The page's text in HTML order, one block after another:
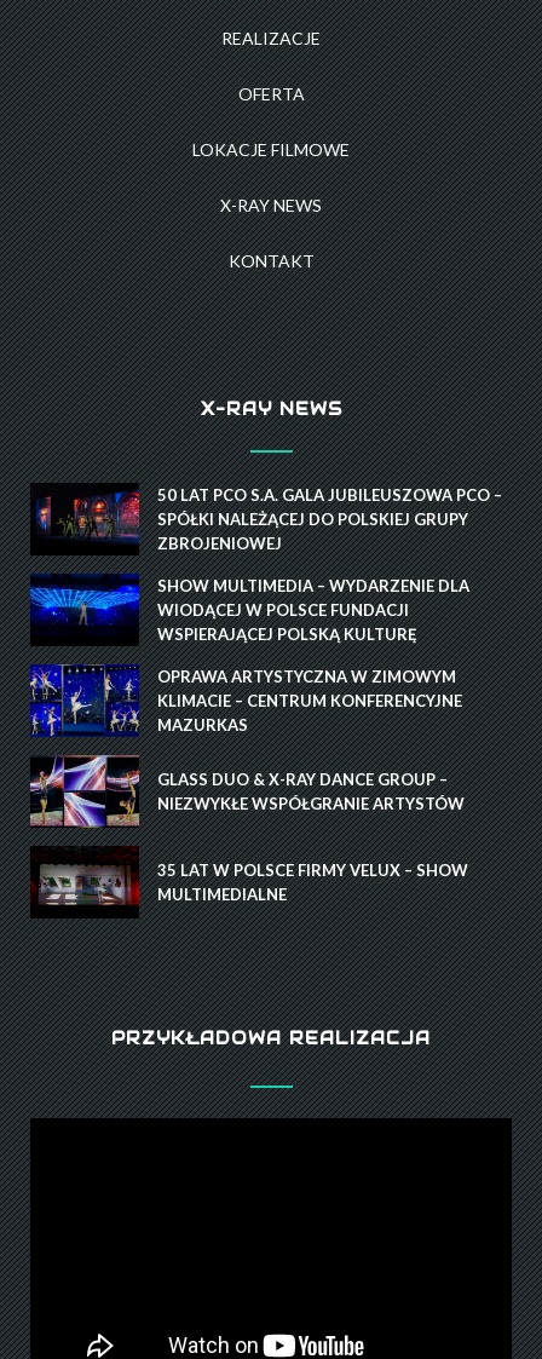
REALIZACJE
OFERTA
LOKACJE FILMOWE
X-RAY NEWS
KONTAKT
X-RAY NEWS
50 LAT PCO S.A. GALA JUBILEUSZOWA PCO –
SPÓŁKI NALEŻĄCEJ DO POLSKIEJ GRUPY
ZBROJENIOWEJ
SHOW MULTIMEDIA – WYDARZENIE DLA
WIODĄCEJ W POLSCE FUNDACJI
WSPIERAJĄCEJ POLSKĄ KULTURĘ
OPRAWA ARTYSTYCZNA W ZIMOWYM
KLIMACIE – CENTRUM KONFERENCYJNE
MAZURKAS
GLASS DUO & X-RAY DANCE GROUP –
NIEZWYKŁE WSPÓŁGRANIE ARTYSTÓW
35 LAT W POLSCE FIRMY VELUX – SHOW
MULTIMEDIALNE
PRZYKŁADOWA REALIZACJA